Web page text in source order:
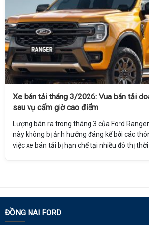
Xe bán tải tháng 3/2026: Vua bán tải
sau vụ cấm giờ cao điểm
Lượng bán ra trong tháng 3 của Ford
này không bị ảnh hưởng đáng kể bởi các
việc xe bán tải bị hạn chế tại nhiều đô thị thời
ĐỒNG NAI FORD